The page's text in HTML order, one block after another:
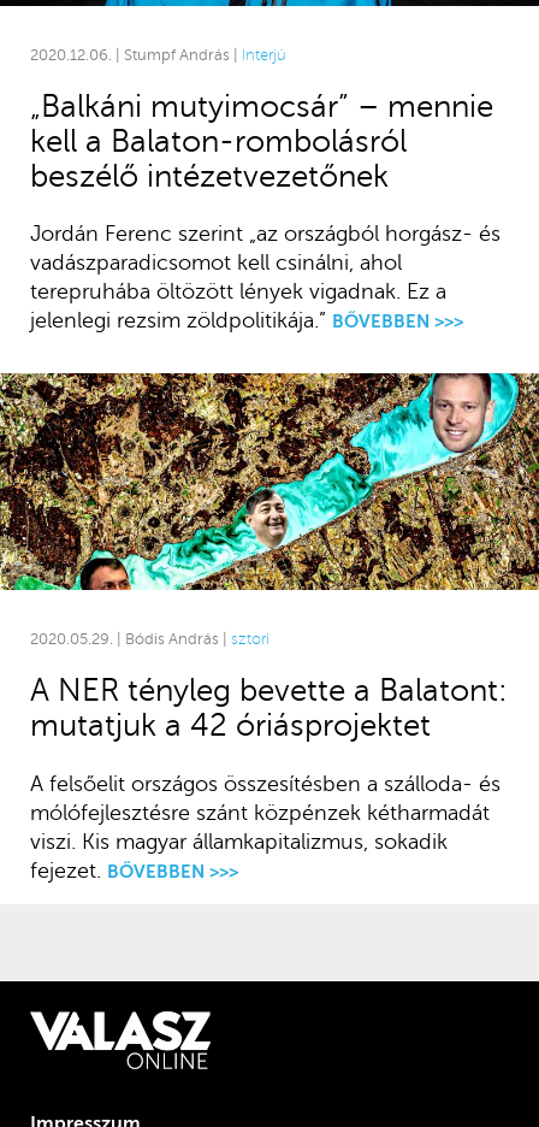
2020.12.06. | Stumpf András | Interjú
„Balkáni mutyimocsár” – mennie
kell a Balaton-rombolásról
beszélő intézetvezetőnek
Jordán Ferenc szerint „az országból horgász- és
vadászparadicsomot kell csinálni, ahol
terepruhába öltözött lények vigadnak. Ez a
jelenlegi rezsim zöldpolitikája.” BŐVEBBEN >>>
2020.05.29. | Bódis András | sztori
A NER tényleg bevette a Balatont:
mutatjuk a 42 óriásprojektet
A felsőelit országos összesítésben a szálloda- és
mólófejlesztésre szánt közpénzek kétharmadát
viszi. Kis magyar államkapitalizmus, sokadik
fejezet. BŐVEBBEN >>>